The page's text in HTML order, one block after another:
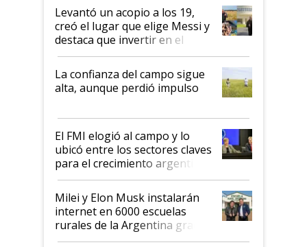
Levantó un acopio a los 19,
creó el lugar que elige Messi y
destaca que invertir en el
kirchnerismo era como "darle
plata a un hijo para droga":
Juan Félix Rossetti, el libertario
que de una dura crisis salió
de Milei
La confianza del campo sigue
alta, aunque perdió impulso
El FMI elogió al campo y lo
ubicó entre los sectores claves
para el crecimiento argentino
Milei y Elon Musk instalarán
internet en 6000 escuelas
rurales de la Argentina gracias
a un acuerdo con Starlink